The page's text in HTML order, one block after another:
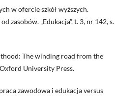
w ofercie szkół wyższych.
zasobów. „Edukacja”, t. 3, nr 142, s.
The winding road from the
University Press.
zawodowa i edukacja versus